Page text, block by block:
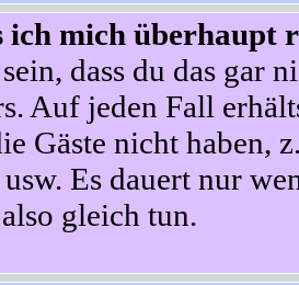
ich mich überhaupt
dass du das gar
Auf jeden Fall
Gäste nicht haben,
Es dauert nur
gleich tun.